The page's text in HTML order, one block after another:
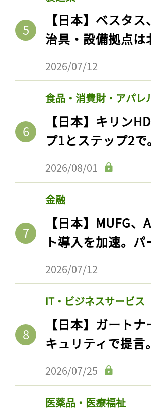
【日本】ベスタ
治具・設備拠点は
2026/07/12
食品・消費財・アパレ
【日本】キリン
プ1とステップ2
2026/08/01
金融
【日本】MUFG
ト導入を加速。
2026/07/12
IT・ビジネスサービス
【日本】ガート
キュリティで提
2026/07/25
医薬品・医療福祉
記事をお
ロ